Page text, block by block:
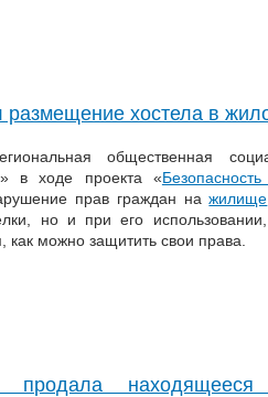
размещение хостела в
общественная
в ходе проекта «
прав граждан нажилище
но и при его
как можно защитить свои права.
продала